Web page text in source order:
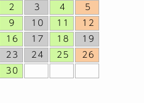
2 3 4
5
9 10 11
12
16 17 18
19
23 24 25
26
30